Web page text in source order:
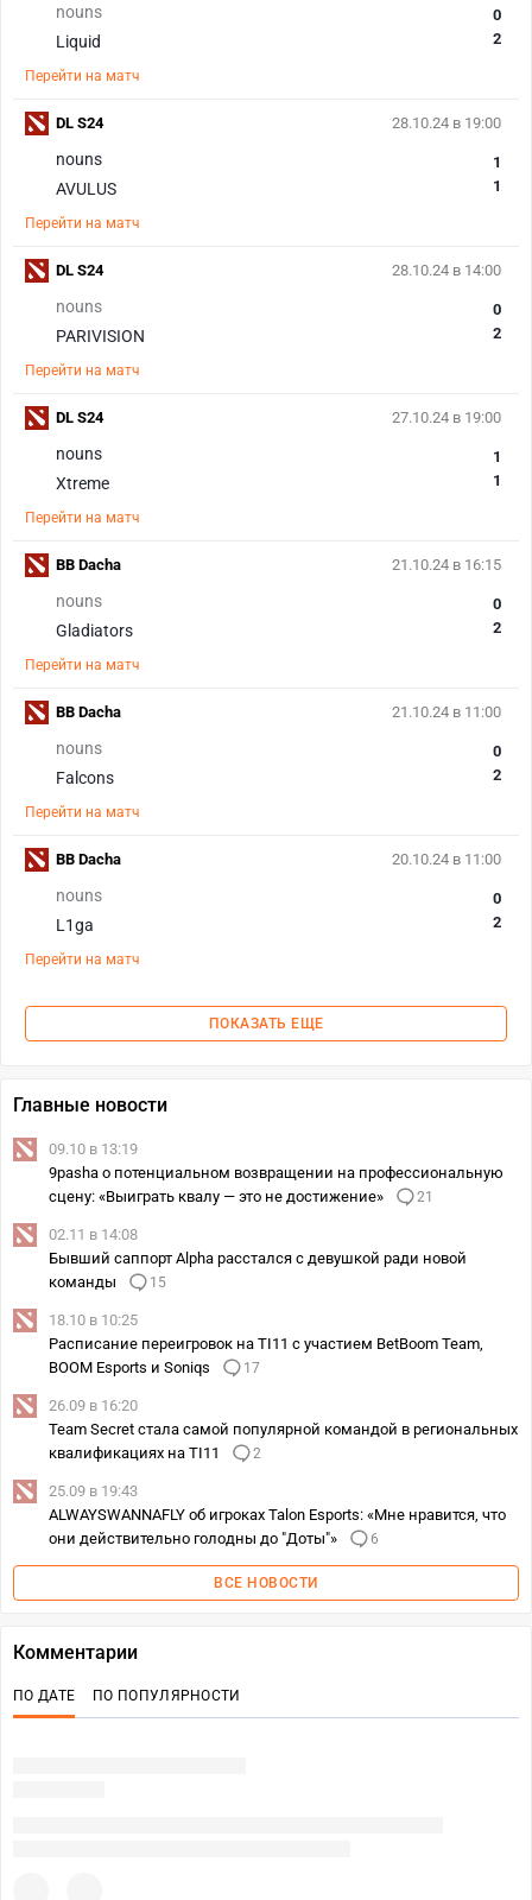
nouns
Liquid
0
2
Перейти на матч
28.10.24 в 19:00
nouns
AVULUS
1
1
Перейти на матч
DL S24
28.10.24 в 14:00
nouns
PARIVISION
0
2
Перейти на матч
DL S24
27.10.24 в 19:00
nouns
Xtreme
1
1
Перейти на матч
DL S24
21.10.24 в 16:15
nouns
Gladiators
0
2
Перейти на матч
BB Dacha
21.10.24 в 11:00
nouns
Falcons
0
2
Перейти на матч
BB Dacha
20.10.24 в 11:00
nouns
L1ga
0
2
Перейти на матч
BB Dacha
ПОКАЗАТЬ ЕЩЕ
Главные новости
09.10 в 13:19
9pasha о потенциальном возвращении на профессиональную
сцену: «Выиграть квалу — это не достижение»
21
02.11 в 14:08
Бывший саппорт Alpha расстался с девушкой ради новой
команды
15
18.10 в 10:25
Расписание переигровок на TI11 с участием BetBoom Team,
BOOM Esports и Soniqs
17
26.09 в 16:20
Team Secret стала самой популярной командой в региональных
квалификациях на TI11
2
25.09 в 19:43
ALWAYSWANNAFLY об игроках Talon Esports: «Мне нравится, что
они действительно голодны до "Доты"»
6
ВСЕ НОВОСТИ
Комментарии
ПО ДАТЕ ПО ПОПУЛЯРНОСТИ